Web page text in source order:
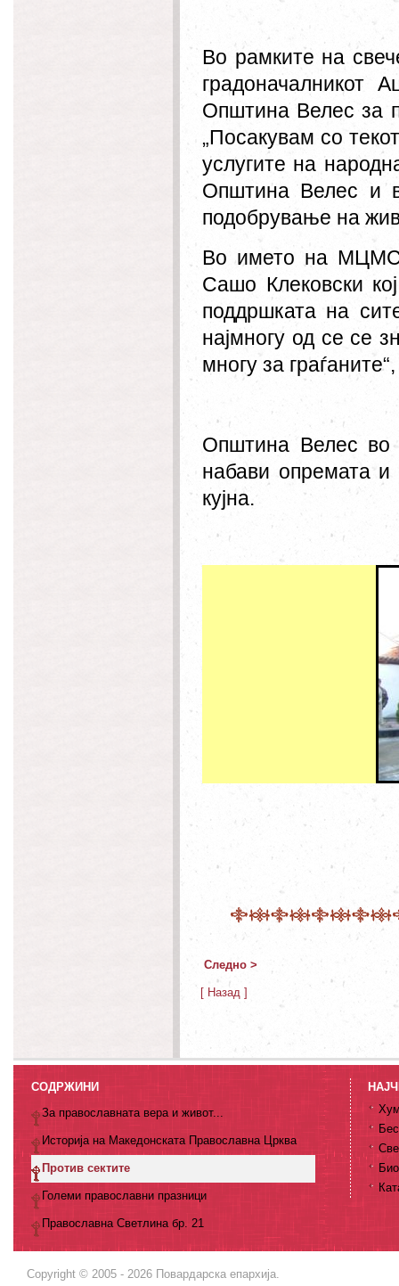
Во рамките на
градоначалникот
Општина Велес за
„Посакувам со
услугите на
Општина Велес и
подобрување на
Во името на МЦМС
Сашо Клековски
поддршката на
најмногу од се се
многу за
Општина Велес во
набави опремата и
кујна.
Следно >
[ Назад ]
СОДРЖИНИ
За православната вера и живот...
Историја на Македонската Православна Црква
Против сектите
Големи православни празници
Православна Светлина бр. 21
Copyright © 2005 - 2026 Повардарска епархија.